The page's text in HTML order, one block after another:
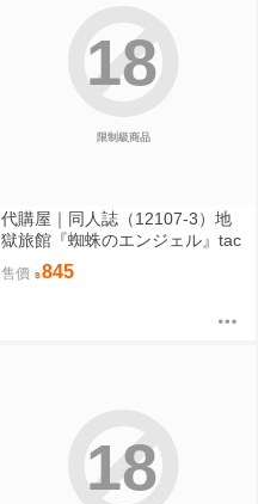
限制級商品
18
代購屋｜同人誌（12107-3）地
獄旅館『蜘蛛のエンジェル』tac
o オーガニック毒リンゴ
售價 845
18